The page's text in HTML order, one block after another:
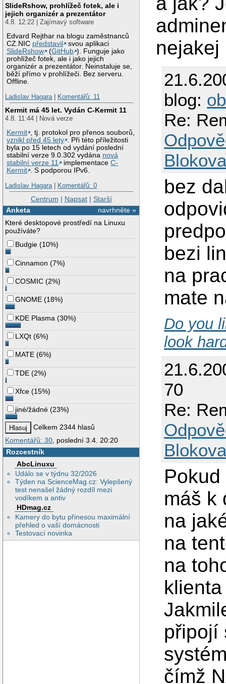
SlideRshow, prohlížeč fotek, ale i
jejich organizér a prezentátor
4.8. 12:22 | Zajímavý software
Edvard Rejthar na blogu zaměstnanců
CZ.NIC představil
svou aplikaci
SlideRshow
(GitHub ). Funguje jako
prohlížeč fotek, ale i jako jejich
organizér a prezentátor. Neinstaluje se,
běží přímo v prohlížeči. Bez serveru.
Offline.
Ladislav Hagara| Komentářů: 11
Kermit má 45 let. Vydán C-Kermit 11
4.8. 11:44 | Nová verze
Kermit , tj. protokol pro přenos souborů,
vznikl před 45 lety . Při této příležitosti
byla po 15 letech od vydání poslední
stabilní verze 9.0.302 vydána nová
stabilní verze 11
implementaceC-
Kermit . S podporou IPv6.
Ladislav Hagara| Komentářů: 0
Centrum | Napsat| Starší
navrhněte »
Anketa
Které desktopové prostředí na Linuxu
používáte?
Budgie (10%)
Cinnamon (7%)
COSMIC (2%)
GNOME (18%)
KDE Plasma (30%)
LXQt (6%)
MATE (6%)
TDE (2%)
Xfce (15%)
jiné/žádné (23%)
Celkem 2344 hlasů
Komentářů: 30 , poslední 3.4. 20:20
Rozcestník
AbcLinuxu
Událo se v týdnu 32/2026
Týden na ScienceMag.cz: Vylepšený
test nenašel žádný rozdíl mezi
vodíkem a antiv
HDmag.cz
Kamery do bytu přinesou maximální
přehled o vaší domácnosti
Testovací novinka
nejakej
blog:
Re:
bez
bezi
na
mate
Do you
look
70
Re:
máš k
na
na
na
připojí
čímž